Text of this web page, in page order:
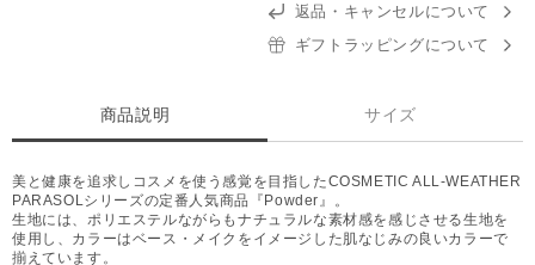
返品・キャンセルについて
ギフトラッピングについて
商品説明 サイズ
美と健康を追求しコスメを使う感覚を目指したCOSMETIC ALL-WEATHER
PARASOLシリーズの定番人気商品『Powder』。
生地には、ポリエステルながらもナチュラルな素材感を感じさせる生地を
使用し、カラーはベース・メイクをイメージした肌なじみの良いカラーで
揃えています。